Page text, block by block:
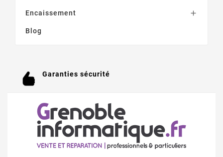
Encaissement 
Blog
Garanties sécurité